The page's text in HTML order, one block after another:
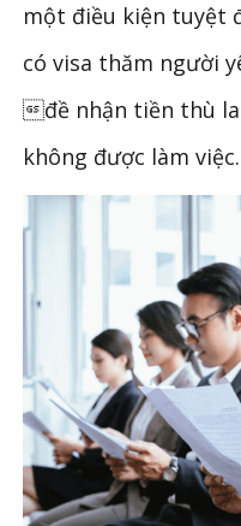
một điều kiện tuyệt
có visa thăm người
đề nhận tiền thù
không được làm việc.